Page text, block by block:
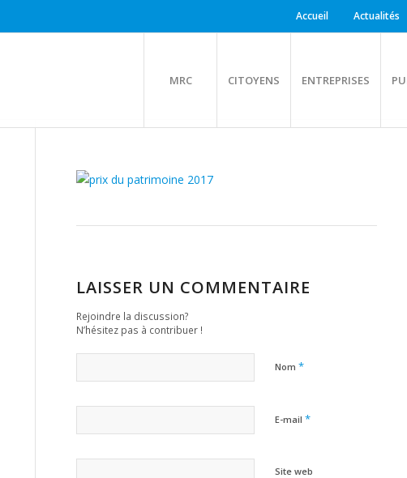
Accueil Actualités
MRC CITOYENS ENTREPRISES
LAISSER UN COMMENTAIRE
Rejoindre la discussion?
N’hésitez pas à contribuer !
Nom *
E-mail *
Site web